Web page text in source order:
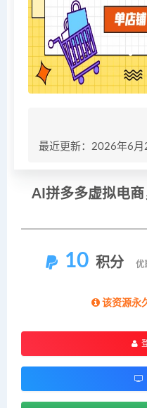
最近更新：2026年6月
10 积分 优
该资源永